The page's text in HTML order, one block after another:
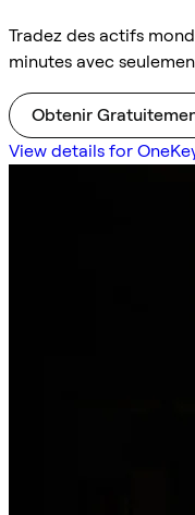
Tradez des actifs
minutes avec
Obtenir
View details for